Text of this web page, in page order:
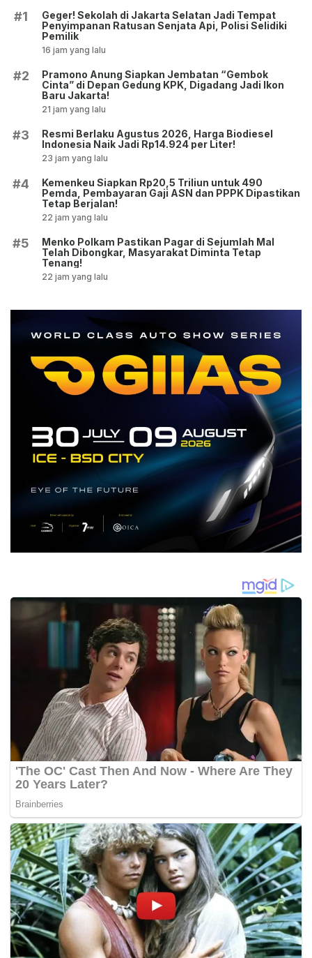
#1
Geger! Sekolah di Jakarta Selatan Jadi Tempat
Penyimpanan Ratusan Senjata Api, Polisi Selidiki
Pemilik
16 jam yang lalu
#2
Pramono Anung Siapkan Jembatan “Gembok
Cinta” di Depan Gedung KPK, Digadang Jadi Ikon
Baru Jakarta!
21 jam yang lalu
#3
Resmi Berlaku Agustus 2026, Harga Biodiesel
Indonesia Naik Jadi Rp14.924 per Liter!
23 jam yang lalu
#4
Kemenkeu Siapkan Rp20,5 Triliun untuk 490
Pemda, Pembayaran Gaji ASN dan PPPK Dipastikan
Tetap Berjalan!
22 jam yang lalu
#5
Menko Polkam Pastikan Pagar di Sejumlah Mal
Telah Dibongkar, Masyarakat Diminta Tetap
Tenang!
22 jam yang lalu